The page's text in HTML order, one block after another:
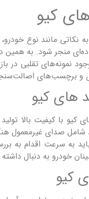
کیو
به نکاتی مانند نوع
منجر شود. به همین
تقلبی در
برچسب‌های
های کیو
کیو با کیفیت بالا
شامل صدای
به سرعت اقدام به
خودرو به دنبال
کیو